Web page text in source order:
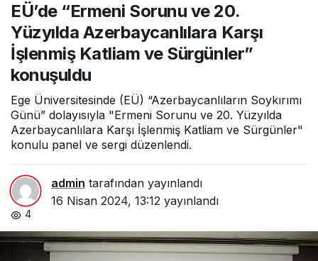
Azerbaycanlılara Karşı
İşlenmiş Katliam ve
Sürgünler” konuşuldu
EÜ’de “Ermeni Sorunu ve 20.
Yüzyılda Azerbaycanlılara Karşı
İşlenmiş Katliam ve Sürgünler”
konuşuldu
Ege Üniversitesinde (EÜ) “Azerbaycanlıların Soykırımı
Günü” dolayısıyla "Ermeni Sorunu ve 20. Yüzyılda
Azerbaycanlılara Karşı İşlenmiş Katliam ve Sürgünler"
konulu panel ve sergi düzenlendi.
admin tarafından yayınlandı
16 Nisan 2024, 13:12 yayınlandı
4